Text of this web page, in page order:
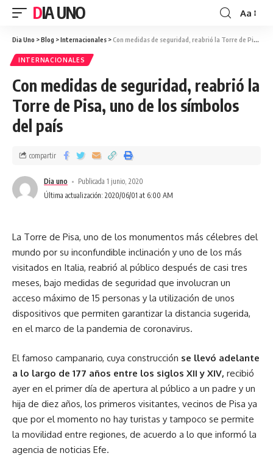
DIA UNO Aa
Dia Uno >Blog >Internacionales >Con medidas de seguridad, reabrió la Torre de Pisa, uno de los símbolos del país
INTERNACIONALES
Con medidas de seguridad, reabrió la
Torre de Pisa, uno de los símbolos
del país
Última actualización: 2020/06/01 at 6:00 AM
Dia uno Publicada 1 junio, 2020
compartir
La Torre de Pisa, uno de los monumentos más célebres del
mundo por su inconfundible inclinación y uno de los más
visitados en Italia, reabrió al público después de casi tres
meses, bajo medidas de seguridad que involucran un
acceso máximo de 15 personas y la utilización de unos
dispositivos que permiten garantizar la distancia sugerida,
en el marco de la pandemia de coronavirus.
El famoso campanario, cuya construcción se llevó adelante
a lo largo de 177 años entre los siglos XII y XIV, recibió
ayer en el primer día de apertura al público a un padre y un
hija de diez años, los primeros visitantes, vecinos de Pisa ya
que por el momento no hay turistas y tampoco se permite
la movilidad entre regiones, de acuerdo a lo que informó la
agencia de noticias Efe.